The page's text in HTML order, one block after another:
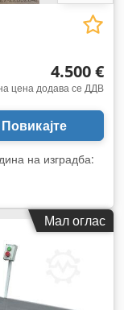
4.500 €
цена додава се ДДВ
Повикајте
на изградба:
Мал оглас